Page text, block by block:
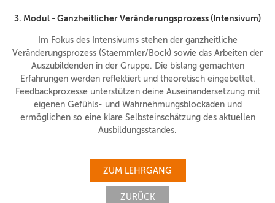
3. Modul - Ganzheitlicher Veränderungsprozess (Intensivum)
Im Fokus des Intensivums stehen der ganzheitliche
Veränderungsprozess (Staemmler/Bock) sowie das Arbeiten der
Auszubildenden in der Gruppe. Die bislang gemachten
Erfahrungen werden reflektiert und theoretisch eingebettet.
Feedbackprozesse unterstützen deine Auseinandersetzung mit
eigenen Gefühls- und Wahrnehmungsblockaden und
ermöglichen so eine klare Selbsteinschätzung des aktuellen
Ausbildungsstandes.
ZUM LEHRGANG
ZURÜCK